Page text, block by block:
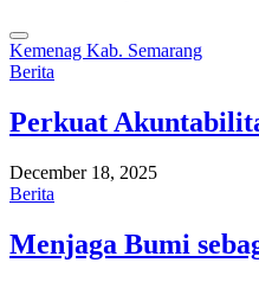
Kemenag Kab. Semarang
Berita
Perkuat
December 18, 2025
Berita
Menjaga Bumi